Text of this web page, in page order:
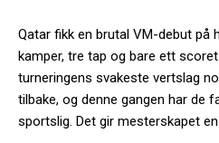
Qatar fikk en brutal VM-debut på
kamper, tre tap og bare ett
turneringens svakeste vertslag
tilbake, og denne gangen har de
sportslig. Det gir mesterskapet en